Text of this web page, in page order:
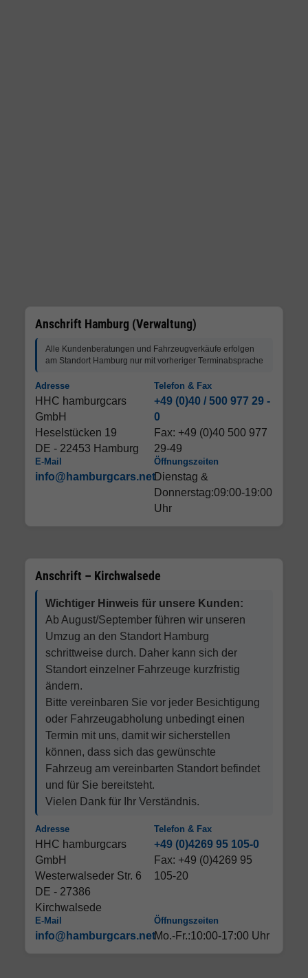
Anschrift Hamburg (Verwaltung)
Alle Kundenberatungen und Fahrzeugverkäufe erfolgen
am Standort Hamburg nur mit vorheriger Terminabsprache
Adresse
HHC hamburgcars
GmbH
Heselstücken 19
DE - 22453 Hamburg
Telefon & Fax
+49 (0)40 / 500 977 29 -
0
Fax: +49 (0)40 500 977
29-49
E-Mail
info@hamburgcars.net
Öffnungszeiten
Dienstag &
Donnerstag:09:00-19:00
Uhr
Anschrift – Kirchwalsede
Wichtiger Hinweis für unsere Kunden:
Ab August/September führen wir unseren
Umzug an den Standort Hamburg
schrittweise durch. Daher kann sich der
Standort einzelner Fahrzeuge kurzfristig
ändern.
Bitte vereinbaren Sie vor jeder Besichtigung
oder Fahrzeugabholung unbedingt einen
Termin mit uns, damit wir sicherstellen
können, dass sich das gewünschte
Fahrzeug am vereinbarten Standort befindet
und für Sie bereitsteht.
Vielen Dank für Ihr Verständnis.
Adresse
HHC hamburgcars
GmbH
Westerwalseder Str. 6
DE - 27386
Kirchwalsede
Telefon & Fax
+49 (0)4269 95 105-0
Fax: +49 (0)4269 95
105-20
E-Mail
info@hamburgcars.net
Öffnungszeiten
Mo.-Fr.:10:00-17:00 Uhr